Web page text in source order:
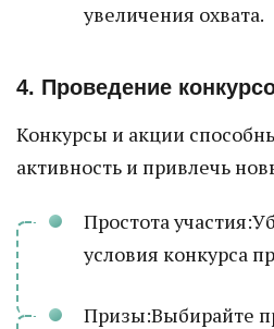
увеличения охвата.
4. Проведение
Конкурсы и акции
активность и привлечь
Простота
условия конкурса
Призы:Выбирайте